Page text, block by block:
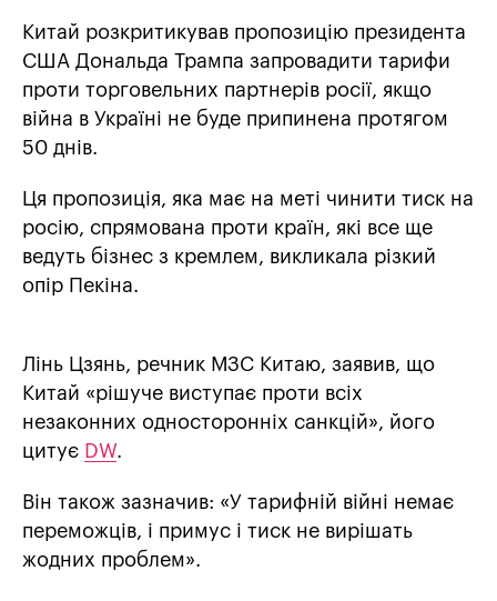
Китай розкритикував пропозицію президента
США Дональда Трампа запровадити тарифи
проти торговельних партнерів росії, якщо
війна в Україні не буде припинена протягом
50 днів.
Ця пропозиція, яка має на меті чинити тиск на
росію, спрямована проти країн, які все ще
ведуть бізнес з кремлем, викликала різкий
опір Пекіна.
Лінь Цзянь, речник МЗС Китаю, заявив, що
Китай «рішуче виступає проти всіх
незаконних односторонніх санкцій», його
цитує DW.
Він також зазначив: «У тарифній війні немає
переможців, і примус і тиск не вирішать
жодних проблем».